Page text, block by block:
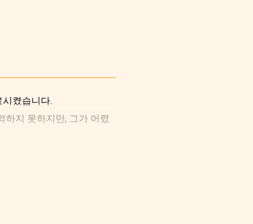
켰습니다.
하지 못하지만, 그가 어렸